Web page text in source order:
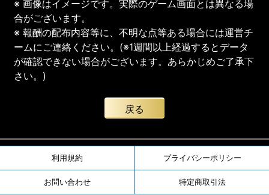
※ 画像はイメージです。実際のゲーム画面とは異なる場
合がございます。
※ 報酬の配布内容等に、不明な点等ある場合には運営チ
ームにご連絡ください。(※1週間以上経過するとデータ
が確認できない場合がございます。あらかじめご了承下
さい。)
戻る
利用規約 プライバシーポリシー
お問い合わせ 特定商取引法